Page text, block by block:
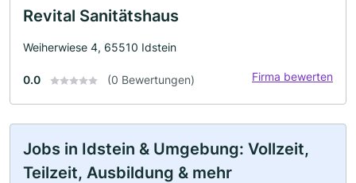
Revital Sanitätshaus
Weiherwiese 4, 65510 Idstein
0.0 (0 Bewertungen) Firma bewerten
Jobs in Idstein & Umgebung: Vollzeit,
Teilzeit, Ausbildung & mehr